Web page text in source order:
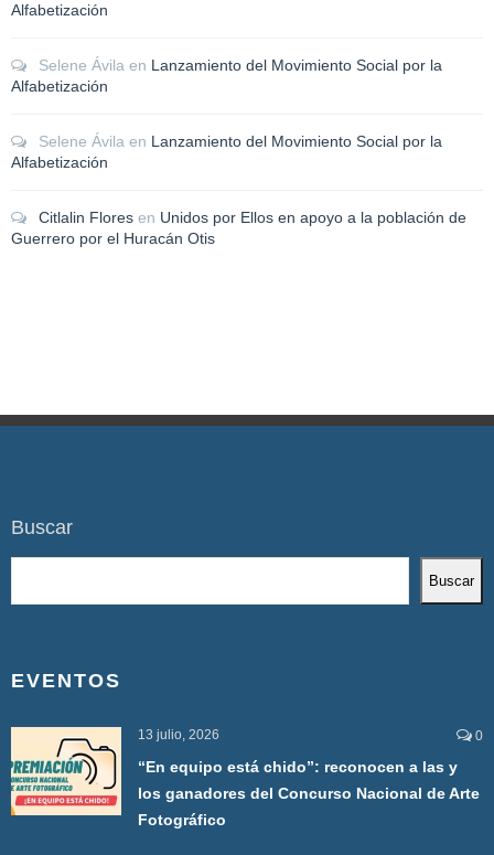
Alfabetización
Selene Ávila en Lanzamiento del Movimiento Social por la
Alfabetización
Selene Ávila en Lanzamiento del Movimiento Social por la
Alfabetización
Citlalin Flores en Unidos por Ellos en apoyo a la población de
Guerrero por el Huracán Otis
Buscar
Buscar
EVENTOS
13 julio, 2026 0
“En equipo está chido”: reconocen a las y
los ganadores del Concurso Nacional de Arte
Fotográfico